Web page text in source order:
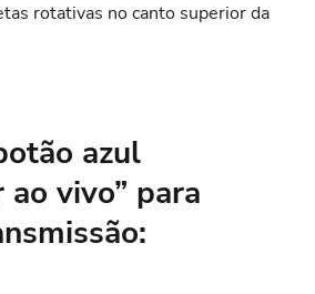
rotativas no canto superior da
azul
vivo” para